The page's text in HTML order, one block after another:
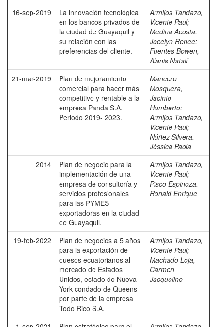
16-sep-2019
La innovación tecnológica
en los bancos privados de
la ciudad de Guayaquil y
su relación con las
preferencias del cliente.
Armijos Tandazo,
Vicente Paul;
Medina Acosta,
Jocelyn Renee;
Fuentes Bowen,
Alanis Natalí
21-mar-2019
Plan de mejoramiento
comercial para hacer más
competitivo y rentable a la
empresa Panda S.A.
Periodo 2019- 2023.
Mancero
Mosquera,
Jacinto
Humberto;
Armijos Tandazo,
Vicente Paul;
Núñez Silvera,
Jéssica Paola
2014
Plan de negocio para la
implementación de una
empresa de consultoría y
servicios profesionales
para las PYMES
exportadoras en la ciudad
de Guayaquil.
Armijos Tandazo,
Vicente Paul;
Pisco Espinoza,
Ronald Enrique
19-feb-2022
Plan de negocios a 5 años
para la exportación de
quesos ecuatorianos al
mercado de Estados
Unidos, estado de Nueva
York condado de Queens
por parte de la empresa
Todo Rico S.A.
Armijos Tandazo,
Vicente Paul;
Machado Loja,
Carmen
Jacqueline